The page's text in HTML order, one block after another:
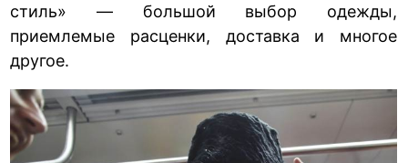
стиль» — большой выбор одежды,
приемлемые расценки, доставка и многое
другое.